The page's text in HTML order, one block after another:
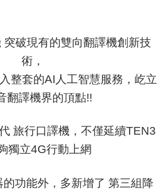
破現有的雙向翻譯機創新技
術，
整套的AI人工智慧服務， 屹立
翻譯機界的頂點!!
旅行口譯機，不僅延續TEN3
獨立4G行動上網
功能外，多新增了 第三組降